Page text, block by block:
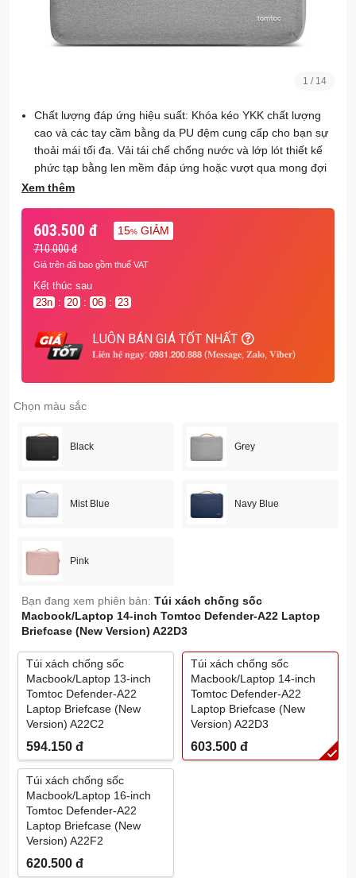
1 / 14
Chất lượng đáp ứng hiệu suất: Khóa kéo YKK chất lượng
cao và các tay cầm bằng da PU đệm cung cấp cho bạn sự
thoải mái tối đa. Vải tái chế chống nước và lớp lót thiết kế
phức tạp bằng len mềm đáp ứng hoặc vượt qua mong đợi
của bạn về chất lượng túi đựng laptop. Cho phép chúng tôi
môi trường của chúng ta.
Thiết kế tối giản và tiện lợi: Thiết kế ba ngăn streamline,
nhỏ gọn là tối giản và tiện lợi. Một đặc tính đặc biệt của
tay vào và ra. Cái cặp đựng laptop nhỏ gọn, nhẹ có thể dễ
dàng mang theo hoặc trượt vào ba lô hoặc hộp du lịch của
Phù hợp hoàn hảo: Vừa vặn hoàn hảo với MacBook Pro 14
túi này trở thành một lựa chọn nổi bật cho hành trình đi làm
hàng ngày của bạn
chóng đến laptop của bạn khi nó được đặt trong túi.
Khóa kéo YKK: Được làm bằng khóa kéo YKK chất lượng
Quai xách tiện lợi: Tay cầm bằng da PU và thiết kế nhẹ
mang đến cho bạn sự thoải mái tối đa khi mang theo.
Xem thêm
603.500 đ 15% GIẢM
710.000 đ
Giá trên đã bao gồm thuế VAT
Kết thúc sau
23n : 20 : 06 : 23
LUÔN BÁN GIÁ TỐT NHẤT
𝐋𝐢𝐞̂𝐧 𝐡𝐞̣̂ 𝐧𝐠𝐚𝐲: 𝟬𝟵𝟴𝟭.𝟮𝟬𝟬.𝟴𝟴𝟴 (𝐌𝐞𝐬𝐬𝐚𝐠𝐞, 𝐙𝐚𝐥𝐨, 𝐕𝐢𝐛𝐞𝐫)
Chọn màu sắc
Black Grey
Mist Blue Navy Blue
Pink
Bạn đang xem phiên bản: Túi xách chống sốc
Macbook/Laptop 14-inch Tomtoc Defender-A22 Laptop
Briefcase (New Version) A22D3
Túi xách chống sốc
Macbook/Laptop 13-inch
Tomtoc Defender-A22
Laptop Briefcase (New
Version) A22C2
594.150 đ
Túi xách chống sốc
Macbook/Laptop 14-inch
Tomtoc Defender-A22
Laptop Briefcase (New
Version) A22D3
603.500 đ
Túi xách chống sốc
Macbook/Laptop 16-inch
Tomtoc Defender-A22
Laptop Briefcase (New
Version) A22F2
620.500 đ